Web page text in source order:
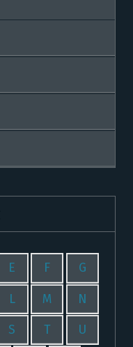
E F G
L M N
S T U